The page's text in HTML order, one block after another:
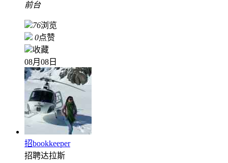
前台
76浏览
0点赞
收藏
08月08日
招bookkeeper
招聘达拉斯